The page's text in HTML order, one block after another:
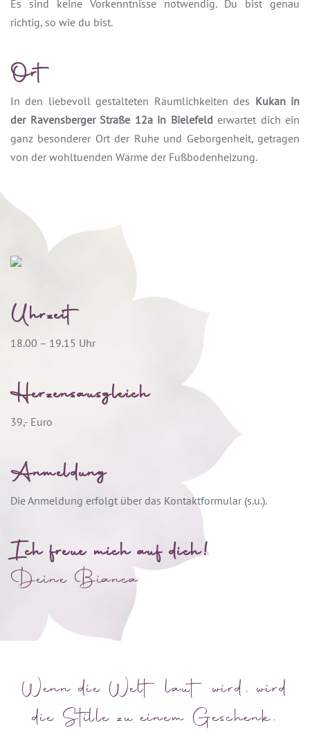
Es sind keine Vorkenntnisse notwendig. Du bist genau
richtig, so wie du bist.
Ort
In den liebevoll gestalteten Räumlichkeiten des Kukan in
der Ravensberger Straße 12a in Bielefelderwartet dich ein
ganz besonderer Ort der Ruhe und Geborgenheit, getragen
von der wohltuenden Wärme der Fußbodenheizung.
Uhrzeit
18.00 – 19.15 Uhr
Herzensausgleich
39,- Euro
Anmeldung
Die Anmeldung erfolgt über das Kontaktformular (s.u.).
Ich freue mich auf dich!
Deine Bianca
Wenn die Welt laut wird, wird
die Stille zu einem Geschenk.